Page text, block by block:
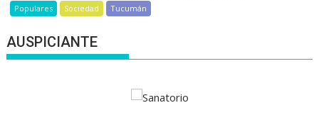
Populares Sociedad Tucumán
AUSPICIANTE